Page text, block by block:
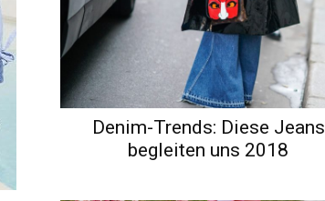
Denim-Trends: Diese Jeans
begleiten uns 2018